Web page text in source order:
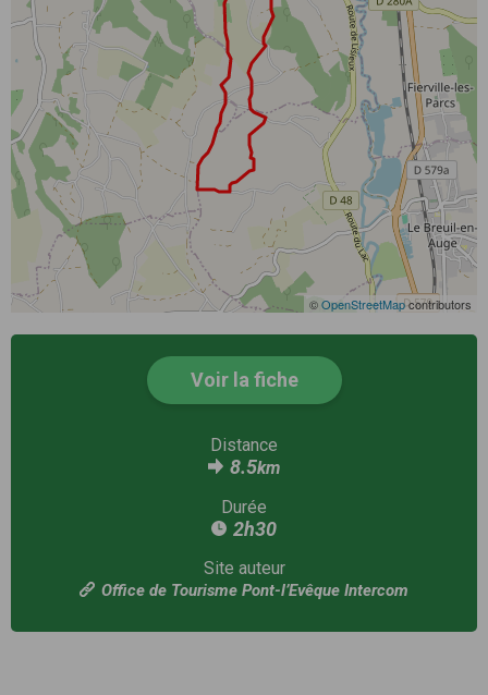
©OpenStreetMapcontributors
Voir la fiche
Distance
8.5km
Durée
2h30
Site auteur
Office de Tourisme Pont-l’Evêque Intercom